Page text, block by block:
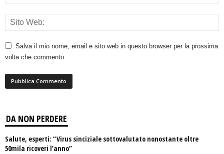
Salva il mio nome, email e sito web in questo browser per la prossima
volta che commento.
DA NON PERDERE
Salute, esperti: “Virus sinciziale sottovalutato nonostante oltre
50mila ricoveri l’anno”